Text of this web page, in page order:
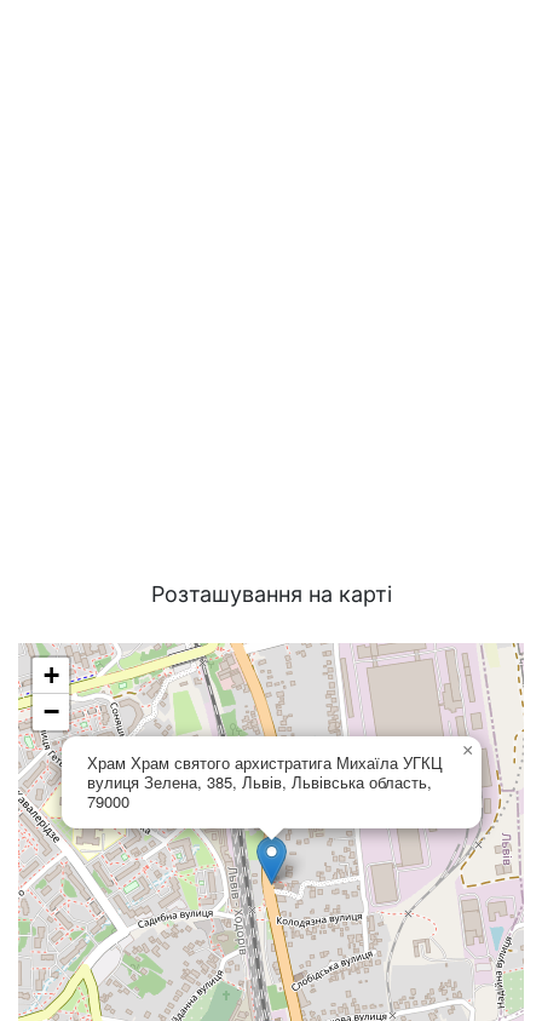
Розташування на карті
Храм Храм святого архистратига Михаїла УГКЦ
вулиця Зелена, 385, Львів, Львівська область,
79000
×
+
−